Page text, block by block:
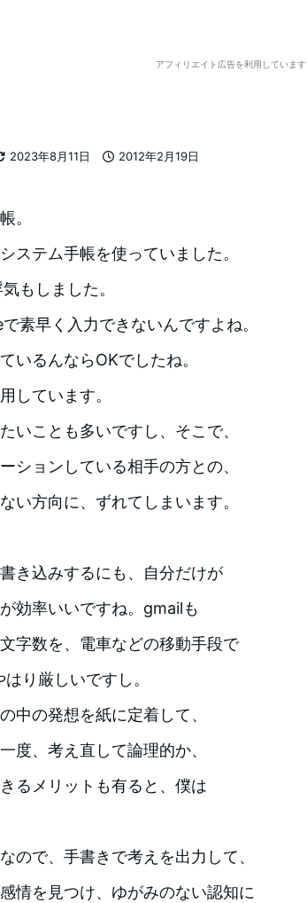
アフィリエイト広告を利用しています
2023年8月11日
2012年2月19日
。
ステム手帳を使っていました。
もしました。
素早く入力できないんですよね。
いるんならOKでしたね。
しています。
いことも多いですし、そこで、
ションしている相手の方との、
い方向に、ずれてしまいます。
き込みするにも、自分だけが
効率いいですね。gmailも
字数を、電車などの移動手段で
り厳しいですし。
中の発想を紙に定着して、
度、考え直して論理的か、
るメリットも有ると、僕は
ので、手書きで考えを出力して、
情を見つけ、ゆがみのない認知に